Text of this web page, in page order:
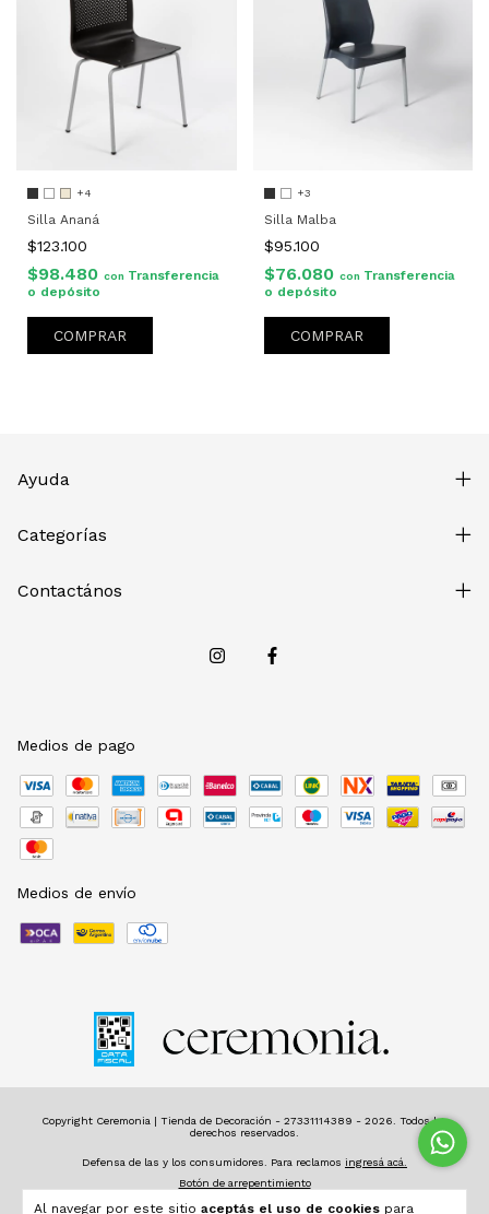
Al navegar por este sitio aceptás el uso de cookies para
+4
Silla Ananá
$123.100
$98.480 con Transferencia
o depósito
COMPRAR
+3
Silla Malba
$95.100
$76.080 con Transferencia
o depósito
COMPRAR
Ayuda
Categorías
Contactános
Medios de pago
Medios de envío
Copyright Ceremonia | Tienda de Decoración - 27331114389 - 2026. Todos los
derechos reservados.
Defensa de las y los consumidores. Para reclamos ingresá acá.
Botón de arrepentimiento